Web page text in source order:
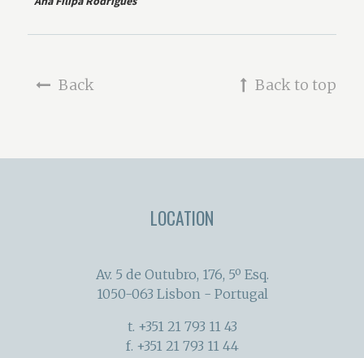
Back Back to top
LOCATION
Av. 5 de Outubro, 176, 5º Esq.
1050-063 Lisbon - Portugal
t. +351 21 793 11 43
f. +351 21 793 11 44